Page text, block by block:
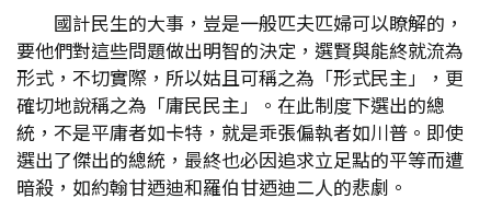
國計民生的大事，豈是一般匹夫匹婦可以瞭解的，
要他們對這些問題做出明智的決定，選賢與能終就流為
形式，不切實際，所以姑且可稱之為「形式民主」，更
確切地說稱之為「庸民民主」。在此制度下選出的總
統，不是平庸者如卡特，就是乖張偏執者如川普。即使
選出了傑出的總統，最終也必因追求立足點的平等而遭
暗殺，如約翰甘迺迪和羅伯甘迺迪二人的悲劇。